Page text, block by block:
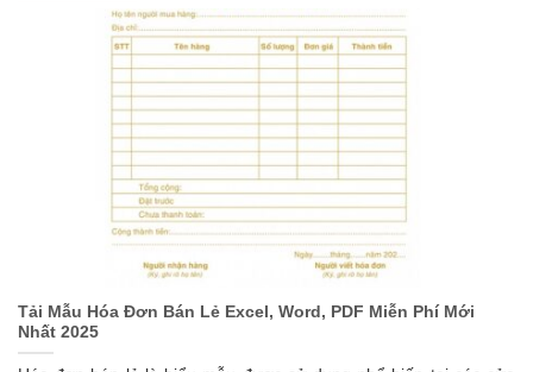
Tải Mẫu Hóa Đơn Bán Lẻ Excel, Word, PDF Miễn Phí Mới
Nhất 2025